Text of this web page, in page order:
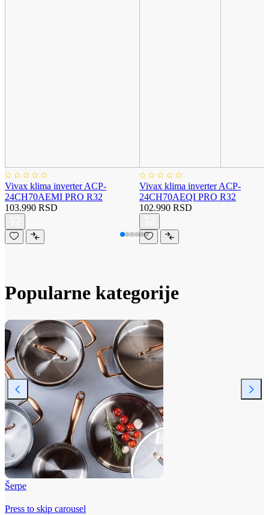
Vivax klima inverter ACP-
24CH70AEMI PRO R32
103.990 RSD
Vivax klima inverter ACP-
24CH70AEQI PRO R32
102.990 RSD
Popularne kategorije
Šerpe
Press to skip carousel